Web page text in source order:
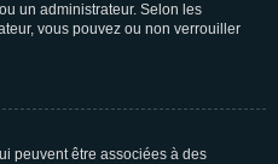
un administrateur. Selon les
vous pouvez ou non verrouiller
peuvent être associées à des